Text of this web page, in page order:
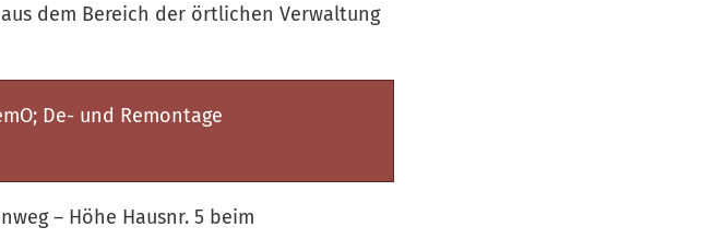
dem Bereich der örtlichen Verwaltung
De- und Remontage
– Höhe Hausnr. 5 beim